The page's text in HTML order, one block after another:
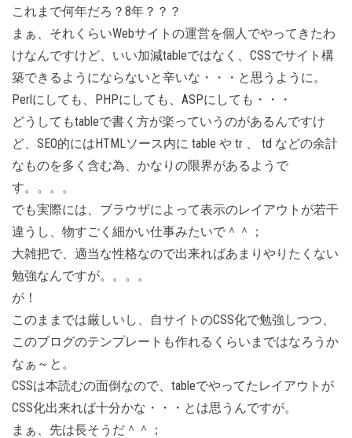
これまで何年だろ？8年？？？
まぁ、それくらいWebサイトの運営を個人でやってきたわ
けなんですけど、いい加減tableではなく、CSSでサイト構
築できるようにならないと辛いな・・・と思うように。
Perlにしても、PHPにしても、ASPにしても・・・
どうしてもtableで書く方が楽っていうのがあるんですけ
ど、SEO的にはHTMLソース内に table や tr 、 td などの余計
なものを多く含む為、かなりの限界があるようで
す。。。。
でも実際には、ブラウザによって表示のレイアウトが若干
違うし、物すごく細かい仕事みたいで＾＾；
大雑把で、適当な性格なので出来ればあまりやりたくない
勉強なんですが。。。。
が！
このままでは厳しいし、自サイトのCSS化で勉強しつつ、
このブログのテンプレートも作れるくらいまではなろうか
なぁ～と。
CSSは本読むの面倒なので、tableでやってたレイアウトが
CSS化出来れば十分かな・・・とは思うんですが。
まぁ、先は長そうだ＾＾；